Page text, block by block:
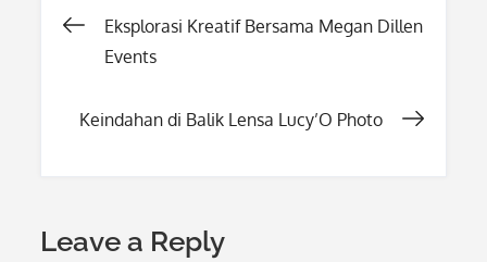
Post
Eksplorasi Kreatif Bersama Megan Dillen
Events
Keindahan di Balik Lensa Lucy’O Photo
Leave a Reply